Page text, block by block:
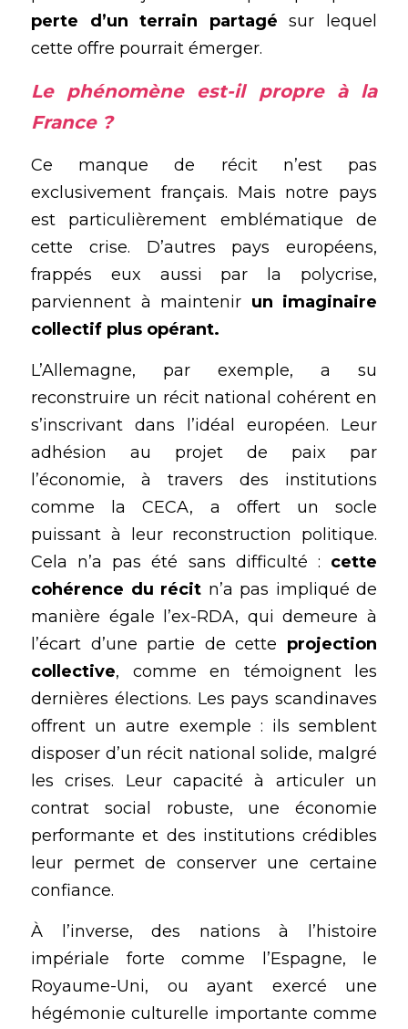
perte d’un terrain partagé sur lequel
cette offre pourrait émerger.
Le phénomène est-il propre à la
France ?
Ce manque de récit n’est pas
exclusivement français. Mais notre pays
est particulièrement emblématique de
cette crise. D’autres pays européens,
frappés eux aussi par la polycrise,
parviennent à maintenir un imaginaire
collectif plus opérant.
L’Allemagne, par exemple, a su
reconstruire un récit national cohérent en
s’inscrivant dans l’idéal européen. Leur
adhésion au projet de paix par
l’économie, à travers des institutions
comme la CECA, a offert un socle
puissant à leur reconstruction politique.
Cela n’a pas été sans difficulté : cette
cohérence du récit n’a pas impliqué de
manière égale l’ex-RDA, qui demeure à
l’écart d’une partie de cette projection
collective, comme en témoignent les
dernières élections. Les pays scandinaves
offrent un autre exemple : ils semblent
disposer d’un récit national solide, malgré
les crises. Leur capacité à articuler un
contrat social robuste, une économie
performante et des institutions crédibles
leur permet de conserver une certaine
confiance.
À l’inverse, des nations à l’histoire
impériale forte comme l’Espagne, le
Royaume-Uni, ou ayant exercé une
hégémonie culturelle importante comme